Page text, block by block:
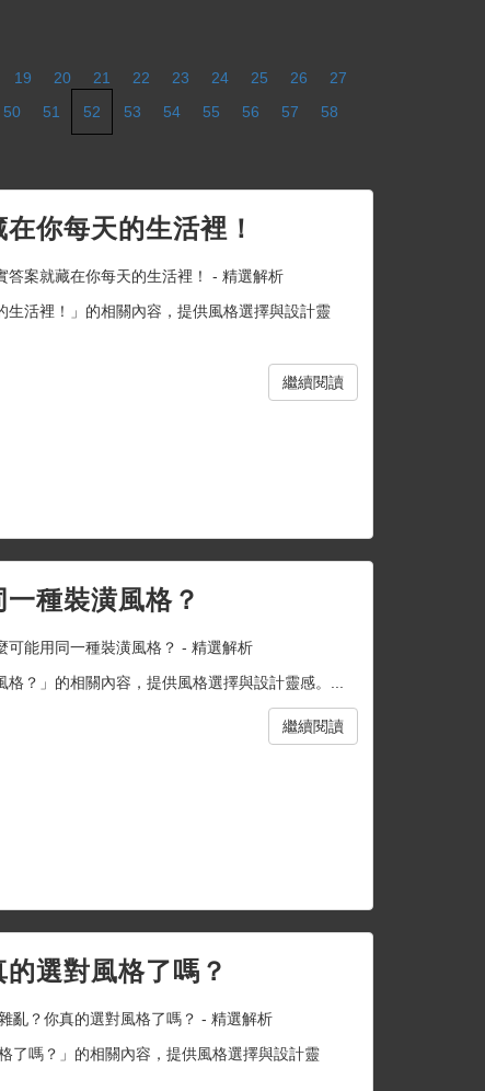
19 20 21 22 23 24 25 26
27
50 51 52 53 54 55 56 57
58
你每天的生活裡！
答案就藏在你每天的生活裡！ - 精選解析
活裡！」的相關內容，提供風格選擇與設計靈
繼續閱讀
種裝潢風格？
可能用同一種裝潢風格？ - 精選解析
？」的相關內容，提供風格選擇與設計靈感。...
繼續閱讀
選對風格了嗎？
亂？你真的選對風格了嗎？ - 精選解析
了嗎？」的相關內容，提供風格選擇與設計靈